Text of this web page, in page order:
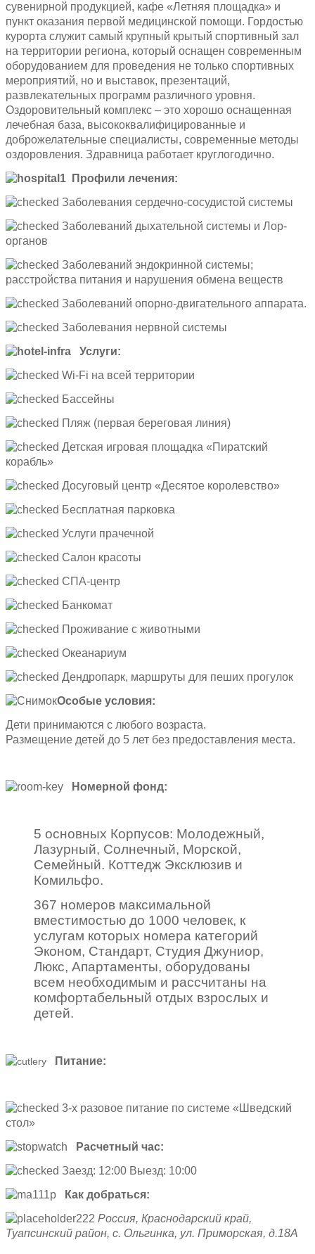
сувенирной продукцией, кафе «Летняя площадка» и
пункт оказания первой медицинской помощи. Гордостью
курорта служит самый крупный крытый спортивный зал
на территории региона, который оснащен современным
оборудованием для проведения не только спортивных
мероприятий, но и выставок, презентаций,
развлекательных программ различного уровня.
Оздоровительный комплекс – это хорошо оснащенная
лечебная база, высококвалифицированные и
доброжелательные специалисты, современные методы
оздоровления. Здравница работает круглогодично.
Профили лечения:
Заболевания сердечно-сосудистой системы
Заболеваний дыхательной системы и Лор-
органов
Заболеваний эндокринной системы;
расстройства питания и нарушения обмена веществ
Заболеваний опорно-двигательного аппарата.
Заболевания нервной системы
Услуги:
Wi-Fi на всей территории
Бассейны
Пляж (первая береговая линия)
Детская игровая площадка «Пиратский
корабль»
Досуговый центр «Десятое королевство»
Бесплатная парковка
Услуги прачечной
Салон красоты
СПА-центр
Банкомат
Проживание с животными
Океанариум
Дендропарк, маршруты для пеших прогулок
Особые условия:
Дети принимаются с любого возраста.
Размещение детей до 5 лет без предоставления места.
Номерной фонд:
5 основных Корпусов: Молодежный,
Лазурный, Солнечный, Морской,
Семейный. Коттедж Эксклюзив и
Комильфо.
367 номеров максимальной
вместимостью до 1000 человек, к
услугам которых номера категорий
Эконом, Стандарт, Студия Джуниор,
Люкс, Апартаменты, оборудованы
всем необходимым и рассчитаны на
комфортабельный отдых взрослых и
детей.
Питание:
3-х разовое питание по системе «Шведский
стол»
Расчетный час:
Заезд: 12:00 Выезд: 10:00
Как добраться:
Россия, Краснодарский край,
Туапсинский район, с. Ольгинка, ул. Приморская, д.18А